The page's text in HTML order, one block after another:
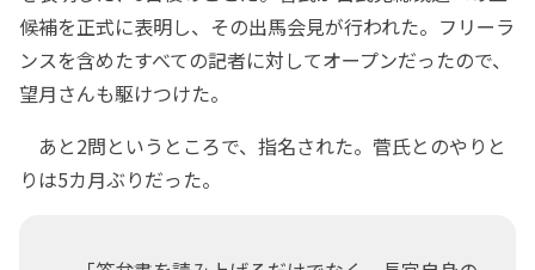
候補を正式に表明し、その出馬会見が行われた。フリーラ
ンスを含めたすべての記者に対してオープンだったので、
望月さんも駆けつけた。
あと2問というところで、指名された。菅氏とのやりと
りは5カ月ぶりだった。